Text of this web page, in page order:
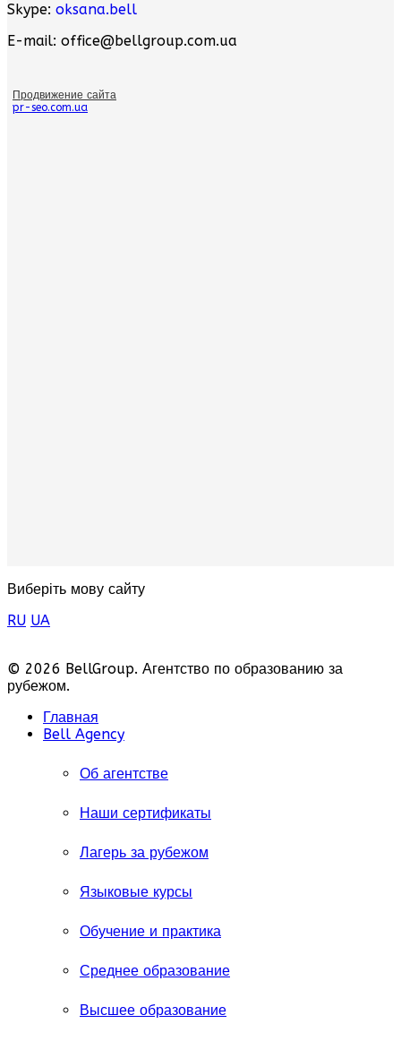
Skype: oksana.bell
E-mail: office@bellgroup.com.ua
Продвижение сайта
pr-seo.com.ua
Виберіть мову сайту
RU UA
© 2026 BellGroup. Агентство по образованию за
рубежом.
Главная
Bell Agency
Об агентстве
Наши сертификаты
Лагерь за рубежом
Языковые курсы
Обучение и практика
Среднее образование
Высшее образование